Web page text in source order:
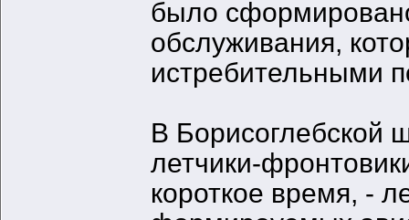
было
обслуживания,
истребительными
В Борисоглебской
летчики-
короткое время, -